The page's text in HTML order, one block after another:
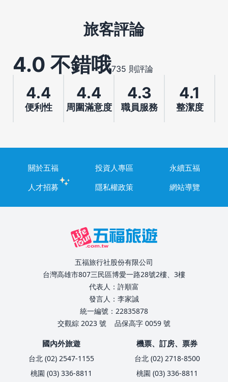
旅客評論
4.0 不錯哦735 則評論
4.4
便利性
4.4
周圍滿意度
4.3
職員服務
4.1
整潔度
關於五福 投資人專區
永續五福
人才招募
隱私權政策 網站導覽
五福旅行社股份有限公司
台灣高雄市807三民區博愛一路28號2樓、3樓
代表人：許順富
發言人：李家誠
統一編號：22835878
交觀綜 2023 號
品保高字 0059 號
國內外旅遊
台北 (02) 2547-1155
桃園 (03) 336-8811
機票、訂房、票券
台北 (02) 2718-8500
桃園 (03) 336-8811